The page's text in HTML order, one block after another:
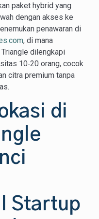
paket hybrid yang
dengan akses ke
penawaran di
, di mana
dilengkapi
10‑20 orang, cocok
citra premium tanpa
di
Startup